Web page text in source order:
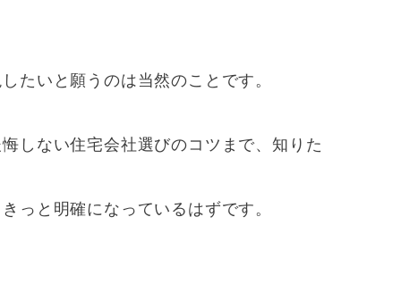
たいと願うのは当然のことです。
しない住宅会社選びのコツまで、知りた
っと明確になっているはずです。